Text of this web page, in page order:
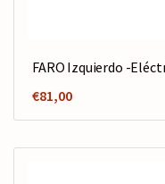
FARO Izquierdo -
€81,00